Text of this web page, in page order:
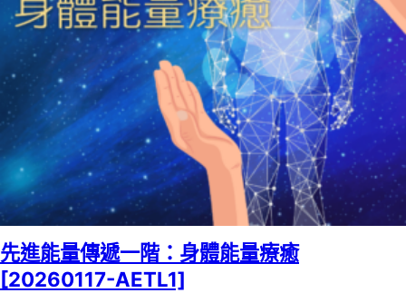
先進能量傳遞一階：身體能量療癒
[20260117-AETL1]